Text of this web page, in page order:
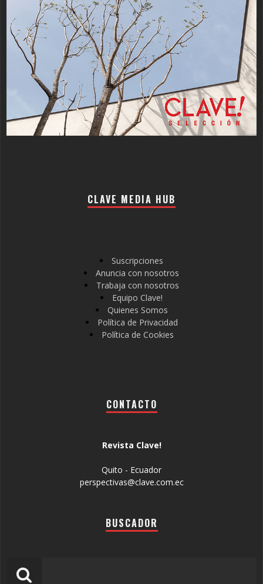
CLAVE MEDIA HUB
Suscripciones
Anuncia con nosotros
Trabaja con nosotros
Equipo Clave!
Quienes Somos
Política de Privacidad
Política de Cookies
CONTACTO
Revista Clave!
Quito - Ecuador
perspectivas@clave.com.ec
BUSCADOR